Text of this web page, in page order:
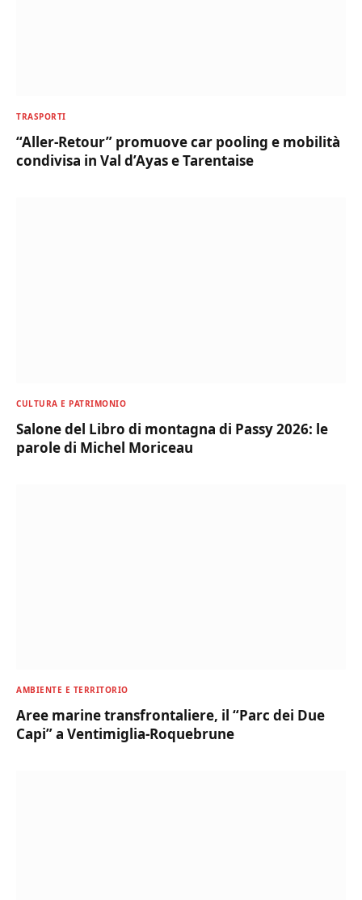
TRASPORTI
“Aller-Retour” promuove car pooling e mobilità
condivisa in Val d’Ayas e Tarentaise
CULTURA E PATRIMONIO
Salone del Libro di montagna di Passy 2026: le
parole di Michel Moriceau
AMBIENTE E TERRITORIO
Aree marine transfrontaliere, il “Parc dei Due
Capi” a Ventimiglia-Roquebrune